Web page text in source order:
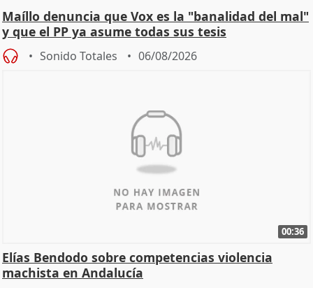
Maíllo denuncia que Vox es la "banalidad del mal"
y que el PP ya asume todas sus tesis
Sonido Totales 06/08/2026
00:36
Elías Bendodo sobre competencias violencia
machista en Andalucía